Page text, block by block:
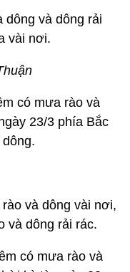
dông và dông rải
vài nơi.
có mưa rào và
23/3 phía Bắc
và dông vài nơi,
và dông rải rác.
có mưa rào và